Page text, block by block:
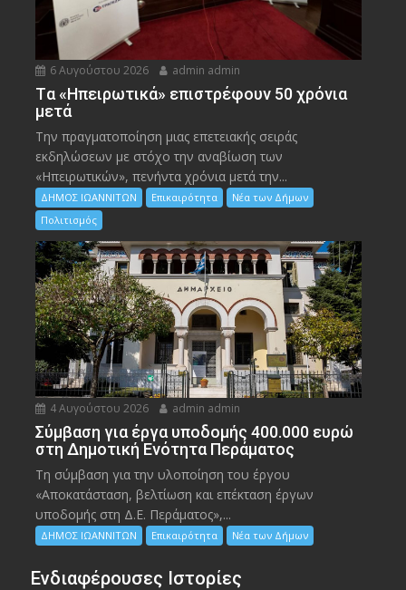
6 Αυγούστου 2026 admin admin
Tα «Ηπειρωτικά» επιστρέφουν 50 χρόνια
μετά
Την πραγματοποίηση μιας επετειακής σειράς
εκδηλώσεων με στόχο την αναβίωση των
«Ηπειρωτικών», πενήντα χρόνια μετά την...
ΔΗΜΟΣ ΙΩΑΝΝΙΤΩΝ Επικαιρότητα
Νέα των Δήμων
Πολιτισμός
4 Αυγούστου 2026 admin admin
Σύμβαση για έργα υποδομής 400.000 ευρώ
στη Δημοτική Ενότητα Περάματος
Τη σύμβαση για την υλοποίηση του έργου
«Αποκατάσταση, βελτίωση και επέκταση έργων
υποδομής στη Δ.Ε. Περάματος»,...
ΔΗΜΟΣ ΙΩΑΝΝΙΤΩΝ Επικαιρότητα Νέα των Δήμων
Ενδιαφέρουσες Ιστορίες